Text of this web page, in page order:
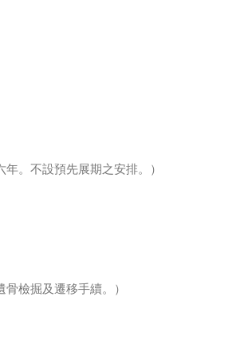
。不設預先展期之安排。）
檢掘及遷移手續。）